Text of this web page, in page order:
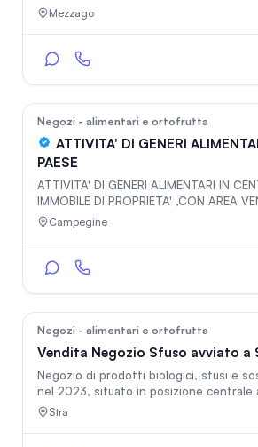
fatturato interessante. è presente solo un altro
supermercato di circa 150m2 sul territorio .
solo mattina) si cede con tutte le attrezzature incluse
Mezzago
Negozi - alimentari e ortofrutta
ATTIVITA' DI GENERI
PAESE
ATTIVITA' DI GENERI ALIMENTARI IN
IMMOBILE DI PROPRIETA' ,CON AREA
METRI QUADRATI E MAGAZZINO DI 100
SERVITO DA MONTACARICHI.
DICEMBRE 2024, CONDUZIONE
Campegine
Negozi - alimentari e ortofrutta
Vendita Negozio Sfuso avviato a
Negozio di prodotti biologici, sfusi e
nel 2023, situato in posizione centrale
Clientela fidelizzata, e-commerce attivo
Stra